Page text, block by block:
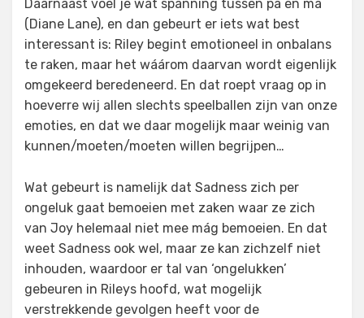
Daarnaast voel je wat spanning tussen pa en ma
(Diane Lane), en dan gebeurt er iets wat best
interessant is: Riley begint emotioneel in onbalans
te raken, maar het wáárom daarvan wordt eigenlijk
omgekeerd beredeneerd. En dat roept vraag op in
hoeverre wij allen slechts speelballen zijn van onze
emoties, en dat we daar mogelijk maar weinig van
kunnen/moeten/moeten willen begrijpen…
Wat gebeurt is namelijk dat Sadness zich per
ongeluk gaat bemoeien met zaken waar ze zich
van Joy helemaal niet mee mág bemoeien. En dat
weet Sadness ook wel, maar ze kan zichzelf niet
inhouden, waardoor er tal van ‘ongelukken’
gebeuren in Rileys hoofd, wat mogelijk
verstrekkende gevolgen heeft voor de